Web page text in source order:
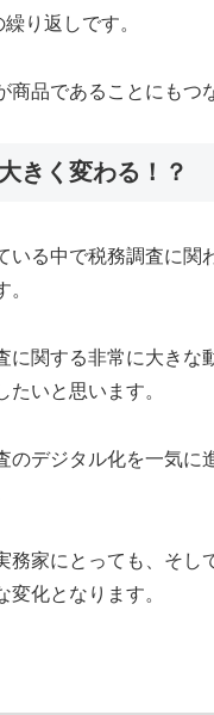
り返しです。
商品であることにもつ
きく変わる！？
いる中で税務調査に関
に関する非常に大きな
たいと思います。
のデジタル化を一気に
務家にとっても、そし
変化となります。